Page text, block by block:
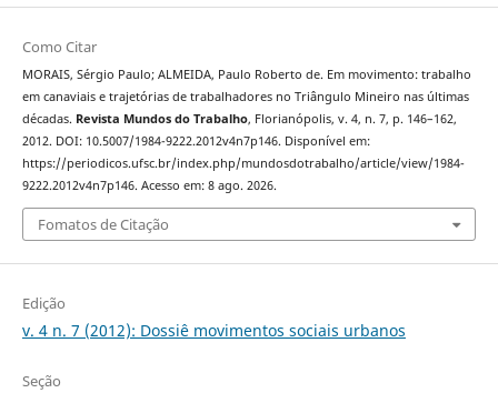
Como Citar
MORAIS, Sérgio Paulo; ALMEIDA, Paulo Roberto de. Em movimento: trabalho
em canaviais e trajetórias de trabalhadores no Triângulo Mineiro nas últimas
décadas. Revista Mundos do Trabalho, Florianópolis, v. 4, n. 7, p. 146–162,
2012. DOI: 10.5007/1984-9222.2012v4n7p146. Disponível em:
https://periodicos.ufsc.br/index.php/mundosdotrabalho/article/view/1984-
9222.2012v4n7p146. Acesso em: 8 ago. 2026.
Fomatos de Citação
Edição
v. 4 n. 7 (2012): Dossiê movimentos sociais urbanos
Seção